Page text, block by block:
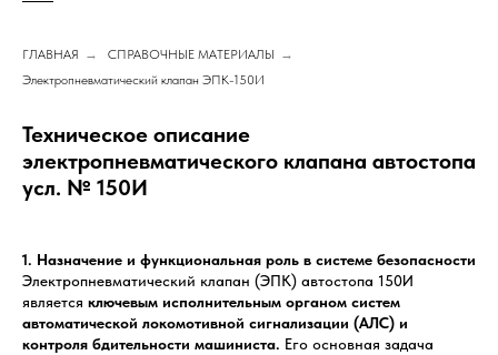
ГЛАВНАЯ → СПРАВОЧНЫЕ МАТЕРИАЛЫ →
Электропневматический клапан ЭПК-150И
Техническое описание
электропневматического клапана автостопа
усл. № 150И
1. Назначение и функциональная роль в системе безопасности
Электропневматический клапан (ЭПК) автостопа 150И
является ключевым исполнительным органом систем
автоматической локомотивной сигнализации (АЛС) и
контроля бдительности машиниста. Его основная задача